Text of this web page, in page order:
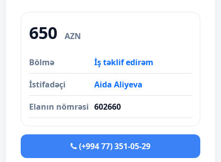
650 AZN
Bölmə İş təklif edirəm
İstifadəçi Aida Aliyeva
Elanın nömrəsi 602660
(+994 77) 351-05-29